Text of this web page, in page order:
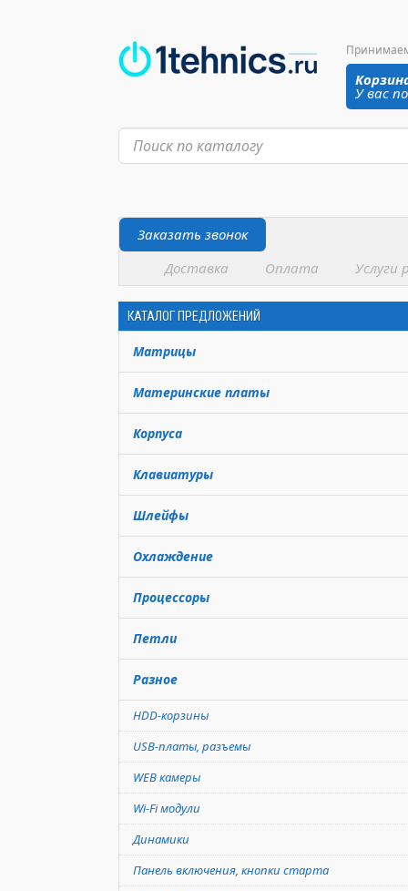
У вас
Заказать звонок
Доставка
Оплата Услуги
КАТАЛОГ ПРЕДЛОЖЕНИЙ
Матрицы
Материнские платы
Корпуса
Клавиатуры
Шлейфы
Охлаждение
Процессоры
Петли
Разное
HDD-корзины
USB-платы, разъемы
WEB камеры
Wi-Fi модули
Динамики
Панель включения, кнопки старта